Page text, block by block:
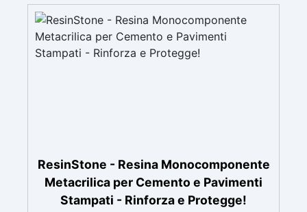
ResinStone - Resina Monocomponente
Metacrilica per Cemento e Pavimenti
Stampati - Rinforza e Protegge!